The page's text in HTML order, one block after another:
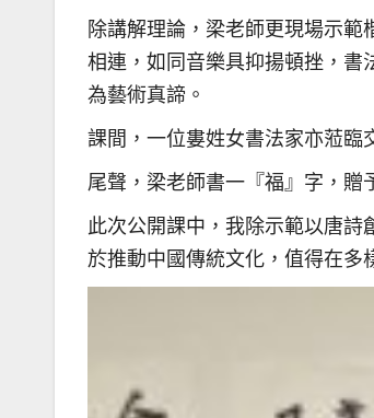
除講解理論，梁老師更現場示
相連，如同音樂具抑揚頓挫，書
為藝術真諦。
課間，一位婁姓女書法家亦蒞臨
尾聲，梁老師書一『福』字，贈
此次公開課中，我除示範以唐詩
於推動中國傳統文化，值得在多